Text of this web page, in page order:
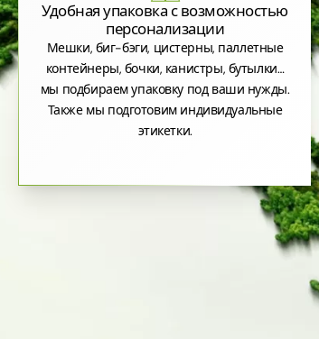
Удобная упаковка с возможностью
персонализации
Мешки, биг-бэги, цистерны, паллетные
контейнеры, бочки, канистры, бутылки…
мы подбираем упаковку под ваши нужды.
Также мы подготовим индивидуальные
этикетки.